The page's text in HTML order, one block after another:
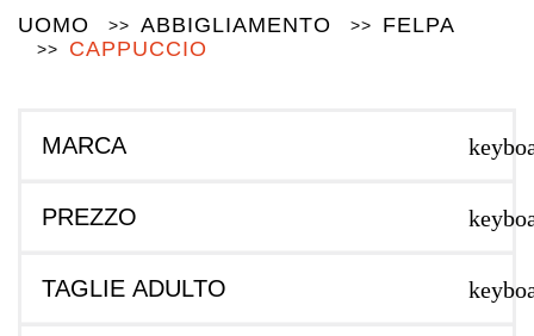
UOMO ABBIGLIAMENTO
FELPA
CAPPUCCIO
MARCA
PREZZO
TAGLIE ADULTO